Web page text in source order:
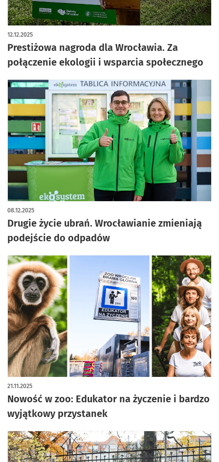
Prestiżowa nagroda dla Wrocławia. Za
połączenie ekologii i wsparcia społecznego
12.12.2025
Drugie życie ubrań. Wrocławianie zmieniają
podejście do odpadów
08.12.2025
Nowość w zoo: Edukator na życzenie i bardzo
wyjątkowy przystanek
21.11.2025